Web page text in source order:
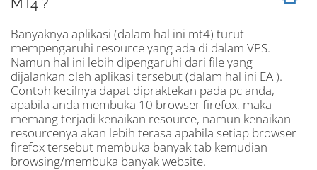
MT4 ?
Banyaknya aplikasi (dalam hal ini mt4) turut
mempengaruhi resource yang ada di dalam VPS.
Namun hal ini lebih dipengaruhi dari file yang
dijalankan oleh aplikasi tersebut (dalam hal ini EA ).
Contoh kecilnya dapat dipraktekan pada pc anda,
apabila anda membuka 10 browser firefox, maka
memang terjadi kenaikan resource, namun kenaikan
resourcenya akan lebih terasa apabila setiap browser
firefox tersebut membuka banyak tab kemudian
browsing/membuka banyak website.